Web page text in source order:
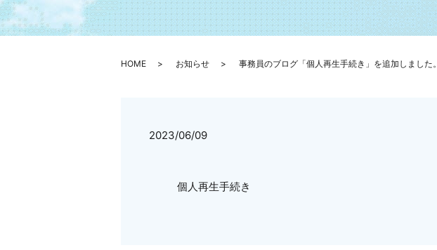
HOME お知らせ 事務員のブログ「個人再生手続き」を追加しました。
2023/06/09
個人再生手続き